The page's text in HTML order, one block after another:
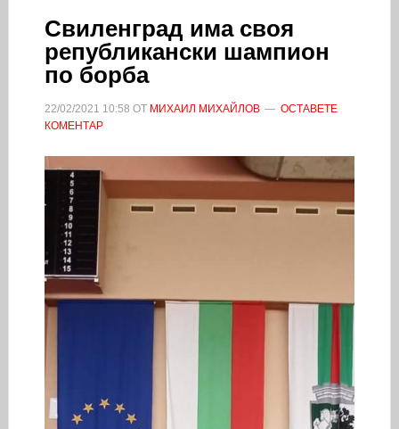
Свиленград има своя
републикански шампион
по борба
22/02/2021 10:58 ОТ МИХАИЛ МИХАЙЛОВ
ОСТАВЕТЕ
КОМЕНТАР